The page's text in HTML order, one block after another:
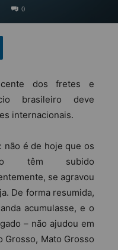
0
dos fretes e
brasileiro deve
internacionais.
não é de hoje que os
têm subido
se agravou
De forma resumida,
acumulasse, e o
– não ajudou em
Grosso, Mato Grosso